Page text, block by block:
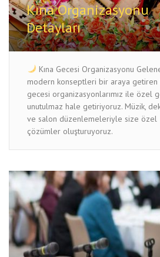
Kına Organizasyonu
Detayları
Kına Gecesi Organizasyonu
modern konseptleri bir araya getiren
gecesi organizasyonlarımız ile özel
unutulmaz hale getiriyoruz. Müzik,
ve salon düzenlemeleriyle size özel
çözümler oluşturuyoruz.